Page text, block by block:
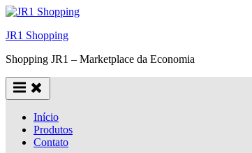
Skip
content
JR1 Shopping
Shopping JR1 – Marketplace da Economia
Início
Produtos
Contato